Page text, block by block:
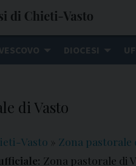
DIOCESI
di Vasto
Vasto » Zona pastorale
Zona pastorale di